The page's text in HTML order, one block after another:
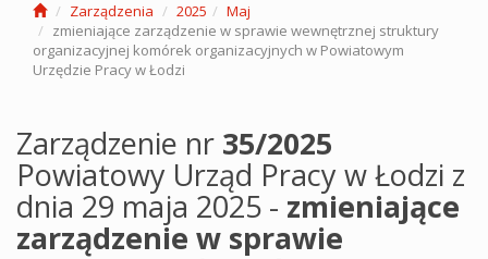
Zarządzenia 2025
Maj
zmieniające zarządzenie w sprawie wewnętrznej struktury
organizacyjnej komórek organizacyjnych w Powiatowym
Urzędzie Pracy w Łodzi
Zarządzenie nr 35/2025
Powiatowy Urząd Pracy w Łodzi z
dnia 29 maja 2025 - zmieniające
zarządzenie w sprawie